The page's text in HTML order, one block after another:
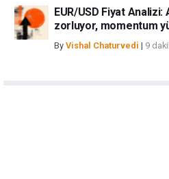
EUR/USD Fiyat Analizi:
zorluyor, momentum
By Vishal Chaturvedi | 9